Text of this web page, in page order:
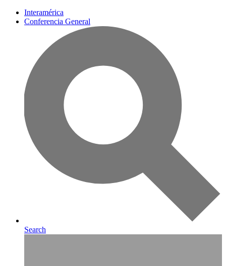
Interamérica
Conferencia General
Search